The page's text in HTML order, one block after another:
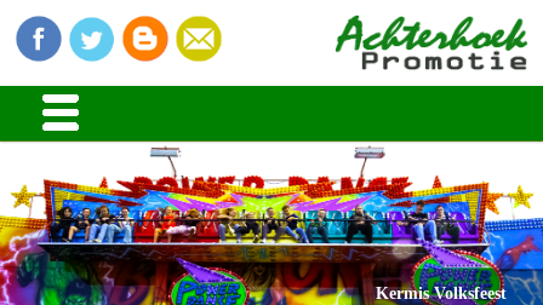
Kermis Volksfeest